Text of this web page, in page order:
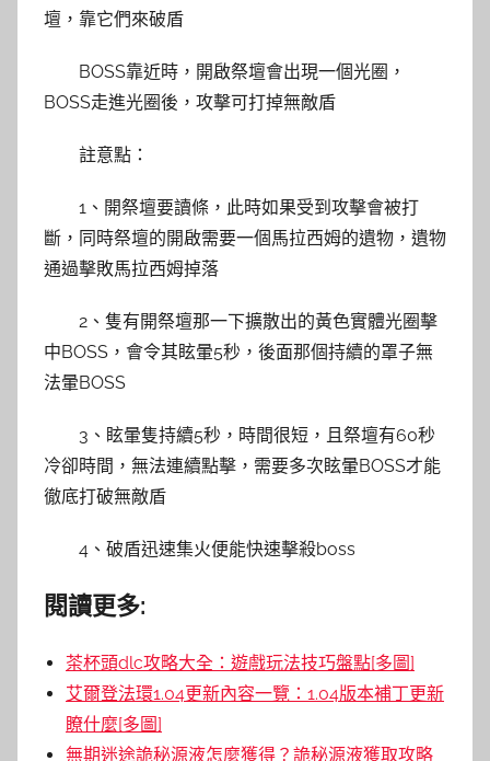
壇，靠它們來破盾
BOSS靠近時，開啟祭壇會出現一個光圈，
BOSS走進光圈後，攻擊可打掉無敵盾
註意點：
1、開祭壇要讀條，此時如果受到攻擊會被打
斷，同時祭壇的開啟需要一個馬拉西姆的遺物，遺物
通過擊敗馬拉西姆掉落
2、隻有開祭壇那一下擴散出的黃色實體光圈擊
中BOSS，會令其眩暈5秒，後面那個持續的罩子無
法暈BOSS
3、眩暈隻持續5秒，時間很短，且祭壇有60秒
冷卻時間，無法連續點擊，需要多次眩暈BOSS才能
徹底打破無敵盾
4、破盾迅速集火便能快速擊殺boss
閱讀更多:
茶杯頭dlc攻略大全：遊戲玩法技巧盤點[多圖]
艾爾登法環1.04更新內容一覽：1.04版本補丁更新
瞭什麼[多圖]
無期迷途詭秘源液怎麼獲得？詭秘源液獲取攻略